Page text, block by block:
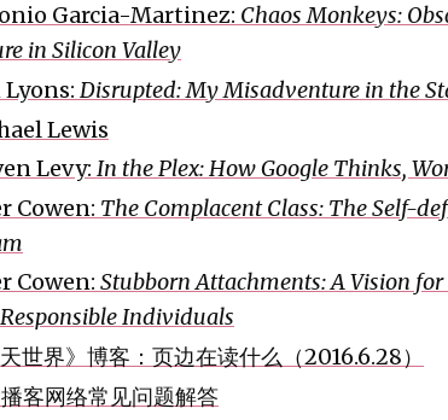
Garcia-Martinez: Chaos Monkeys:
in Silicon Valley
Disrupted: My Misadventure in the
Lewis
Levy: In the Plex: How Google Thinks,
Cowen: The Complacent Class: The Self-
Cowen: Stubborn Attachments: A Vision for
Individuals
天世界》博客：页边在读什么（2016.6.28）
客网络常见问题解答